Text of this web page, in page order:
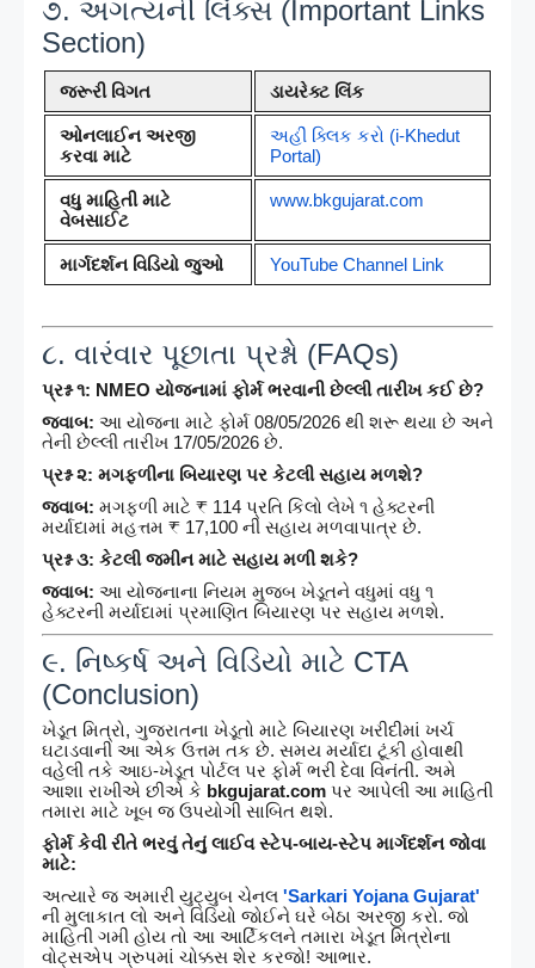
૭. અગત્યની લિંક્સ (Important Links
Section)
જરૂરી વિગત ડાયરેક્ટ લિંક
ઓનલાઈન અરજી
કરવા માટે
અહીં ક્લિક કરો (i-Khedut
Portal)
વધુ માહિતી માટે
વેબસાઈટ
www.bkgujarat.com
માર્ગદર્શન વિડિયો જુઓ YouTube Channel Link
૮. વારંવાર પૂછાતા પ્રશ્નો (FAQs)
પ્રશ્ન ૧: NMEO યોજનામાં ફોર્મ ભરવાની છેલ્લી તારીખ કઈ છે?
જવાબ: આ યોજના માટે ફોર્મ 08/05/2026 થી શરૂ થયા છે અને
તેની છેલ્લી તારીખ 17/05/2026 છે.
પ્રશ્ન ૨: મગફળીના બિયારણ પર કેટલી સહાય મળશે?
જવાબ: મગફળી માટે ₹ 114 પ્રતિ કિલો લેખે ૧ હેક્ટરની
મર્યાદામાં મહત્તમ ₹ 17,100 ની સહાય મળવાપાત્ર છે.
પ્રશ્ન ૩: કેટલી જમીન માટે સહાય મળી શકે?
જવાબ: આ યોજનાના નિયમ મુજબ ખેડૂતને વધુમાં વધુ ૧
હેક્ટરની મર્યાદામાં પ્રમાણિત બિયારણ પર સહાય મળશે.
૯. નિષ્કર્ષ અને વિડિયો માટે CTA
(Conclusion)
ખેડૂત મિત્રો, ગુજરાતના ખેડૂતો માટે બિયારણ ખરીદીમાં ખર્ચ
ઘટાડવાની આ એક ઉત્તમ તક છે. સમય મર્યાદા ટૂંકી હોવાથી
વહેલી તકે આઇ-ખેડૂત પોર્ટલ પર ફોર્મ ભરી દેવા વિનંતી. અમે
આશા રાખીએ છીએ કે bkgujarat.com પર આપેલી આ માહિતી
તમારા માટે ખૂબ જ ઉપયોગી સાબિત થશે.
ફોર્મ કેવી રીતે ભરવું તેનું લાઈવ સ્ટેપ-બાય-સ્ટેપ માર્ગદર્શન જોવા
માટે:
અત્યારે જ અમારી યુટ્યુબ ચેનલ 'Sarkari Yojana Gujarat'
ની મુલાકાત લો અને વિડિયો જોઈને ઘરે બેઠા અરજી કરો. જો
માહિતી ગમી હોય તો આ આર્ટિકલને તમારા ખેડૂત મિત્રોના
વોટ્સએપ ગ્રુપમાં ચોક્કસ શેર કરજો! આભાર.